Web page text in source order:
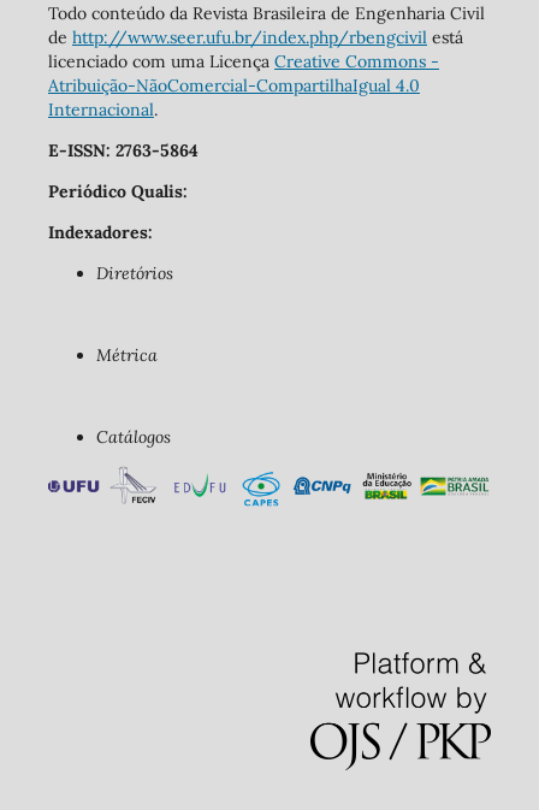
Todo conteúdo da Revista Brasileira de Engenharia Civil
de http://www.seer.ufu.br/index.php/rbengcivilestá
licenciado com uma Licença Creative Commons -
Atribuição-NãoComercial-CompartilhaIgual 4.0
Internacional.
E-ISSN: 2763-5864
Periódico Qualis:
Indexadores:
Diretórios
Métrica
Catálogos